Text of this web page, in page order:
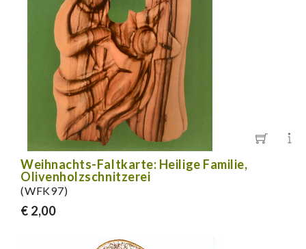
Weihnachts-Faltkarte: Heilige Familie,
Olivenholzschnitzerei
(WFK97)
€ 2,00